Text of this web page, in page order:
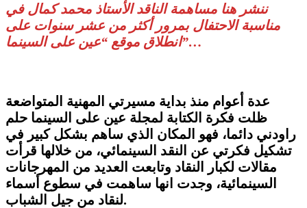
ننشر هنا مساهمة الناقد الأستاذ محمد كمال في
مناسبة الاحتفال بمرور أكثر من عشر سنوات على
انطلاق موقع “عين على السينما”…
عدة أعوام منذ بداية مسيرتي المهنية المتواضعة
ظلت فكرة الكتابة لمجلة عين على السينما حلم
راودني دائما، فهو المكان الذي ساهم بشكل كبير في
تشكيل فكرتي عن النقد السينمائي، من خلالها قرأت
مقالات لكبار النقاد وتابعت العديد من المهرجانات
السينمائية، وجدت انها ساهمت في سطوع أسماء
لنقاد من جيل الشباب.